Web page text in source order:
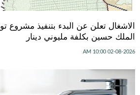
الاشغال تعلن عن البدء بتنفيذ
الملك حسين بكلفة مليوني دينار
02-08-2026 10:00 AM